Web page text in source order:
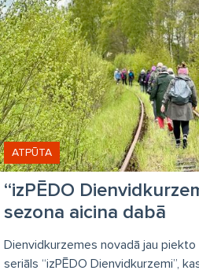
“izPĒDO
sezona aicina dabā
ATPŪTA
Dienvidkurzemes novadā jau
seriāls “izPĒDO Dienvidkurzemi”,